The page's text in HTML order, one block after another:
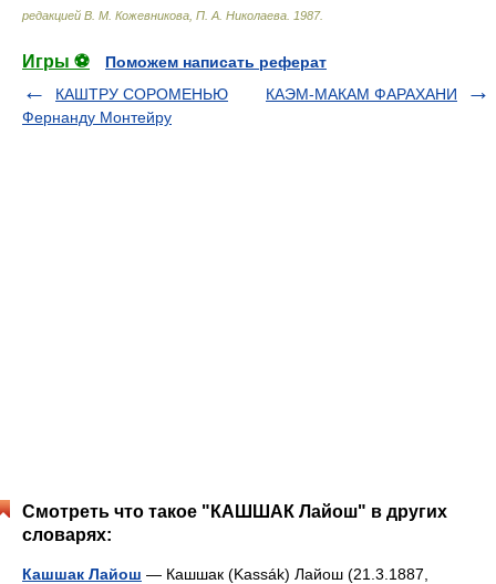
редакцией В. М. Кожевникова, П. А. Николаева 1987.
Игры ⚽
Поможем написать реферат
КАШТРУ СОРОМЕНЬЮ
Фернанду Монтейру
КАЭМ-МАКАМ ФАРАХАНИ
Смотреть что такое "КАШШАК Лайош" в других
словарях:
Кашшак Лайош — Кашшак (Kassák) Лайош (21.3.1887,